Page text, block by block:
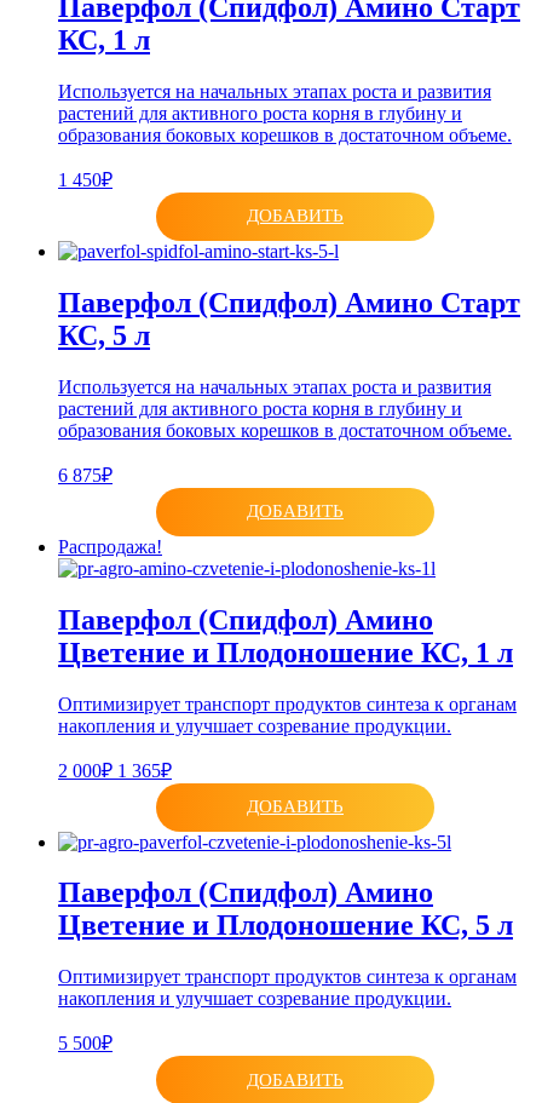
Паверфол (Спидфол) Амино Старт
КС, 1 л
Используется на начальных этапах роста и развития
растений для активного роста корня в глубину и
образования боковых корешков в достаточном объеме.
1 450₽
ДОБАВИТЬ
Паверфол (Спидфол) Амино Старт
КС, 5 л
Используется на начальных этапах роста и развития
растений для активного роста корня в глубину и
образования боковых корешков в достаточном объеме.
6 875₽
ДОБАВИТЬ
Распродажа!
Паверфол (Спидфол) Амино
Цветение и Плодоношение КС, 1 л
Оптимизирует транспорт продуктов синтеза к органам
накопления и улучшает созревание продукции.
2 000₽ 1 365₽
ДОБАВИТЬ
Паверфол (Спидфол) Амино
Цветение и Плодоношение КС, 5 л
Оптимизирует транспорт продуктов синтеза к органам
накопления и улучшает созревание продукции.
5 500₽
ДОБАВИТЬ